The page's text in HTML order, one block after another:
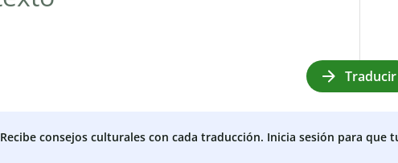
Traducir
Recibe consejos culturales con cada traducción. Inicia sesión para que